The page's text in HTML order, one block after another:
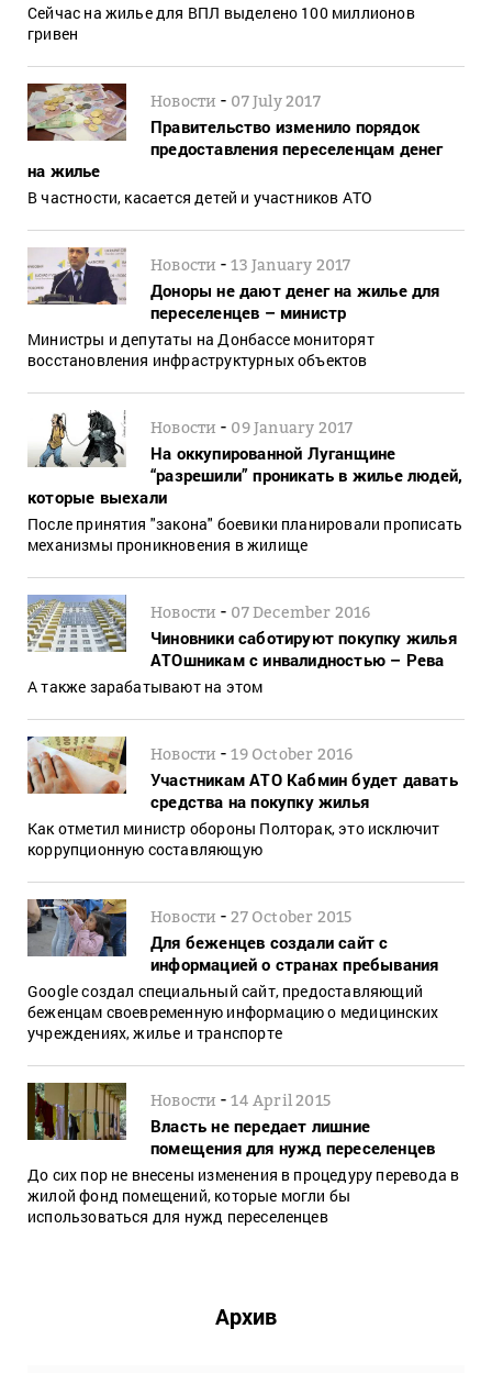
Сейчас на жилье для ВПЛ выделено 100 миллионов
гривен
Новости - 07 July 2017
Правительство изменило порядок
предоставления переселенцам денег
на жилье
В частности, касается детей и участников АТО
Новости -13 January 2017
Доноры не дают денег на жилье для
переселенцев – министр
Министры и депутаты на Донбассе мониторят
восстановления инфраструктурных объектов
Новости - 09 January 2017
На оккупированной Луганщине
“разрешили” проникать в жилье людей,
которые выехали
После принятия "закона" боевики планировали прописать
механизмы проникновения в жилище
Новости - 07 December 2016
Чиновники саботируют покупку жилья
АТОшникам с инвалидностью – Рева
А также зарабатывают на этом
Новости -19 October 2016
Участникам АТО Кабмин будет давать
средства на покупку жилья
Как отметил министр обороны Полторак, это исключит
коррупционную составляющую
Новости -27 October 2015
Для беженцев создали сайт с
информацией о странах пребывания
Google создал специальный сайт, предоставляющий
беженцам своевременную информацию о медицинских
учреждениях, жилье и транспорте
Новости -14 April 2015
Власть не передает лишние
помещения для нужд переселенцев
До сих пор не внесены изменения в процедуру перевода в
жилой фонд помещений, которые могли бы
использоваться для нужд переселенцев
Архив